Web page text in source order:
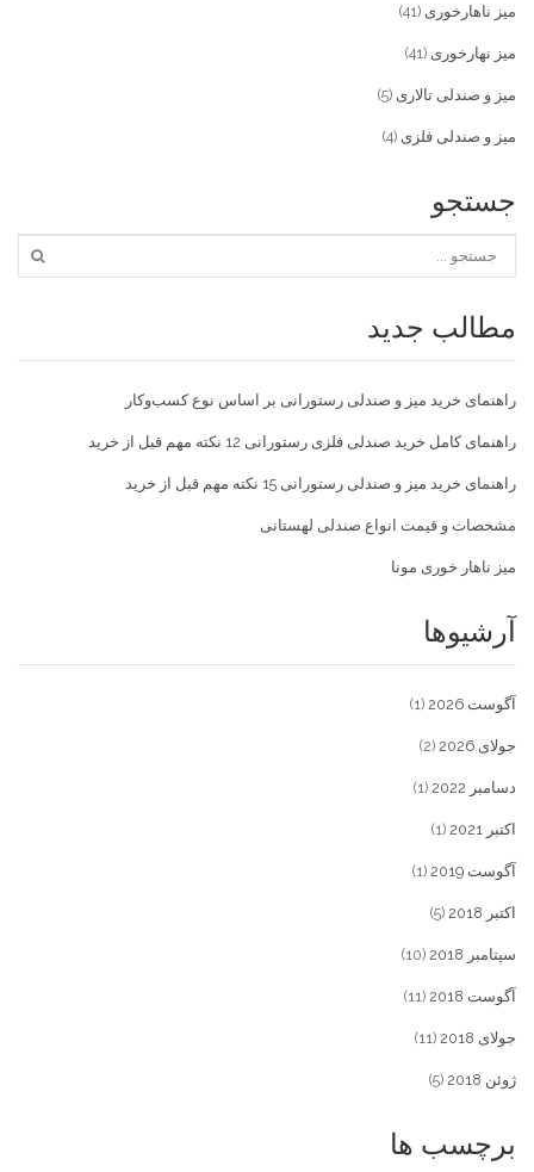
میز ناهارخوری (41)
میز نهارخوری (41)
میز و صندلی تالاری (5)
میز و صندلی فلزی (4)
جستجو
مطالب جدید
راهنمای خرید میز و صندلی رستورانی بر اساس نوع کسب‌و‌کار
راهنمای کامل خرید صندلی فلزی رستورانی 12 نکته مهم قبل از خرید
راهنمای خرید میز و صندلی رستورانی 15 نکته مهم قبل از خرید
مشخصات و قیمت انواع صندلی لهستانی
میز ناهار خوری مونا
آرشیوها
آگوست 2026 (1)
جولای 2026 (2)
دسامبر 2022 (1)
اکتبر 2021 (1)
آگوست 2019 (1)
اکتبر 2018 (5)
سپتامبر 2018 (10)
آگوست 2018 (11)
جولای 2018 (11)
ژوئن 2018 (5)
برچسب ها